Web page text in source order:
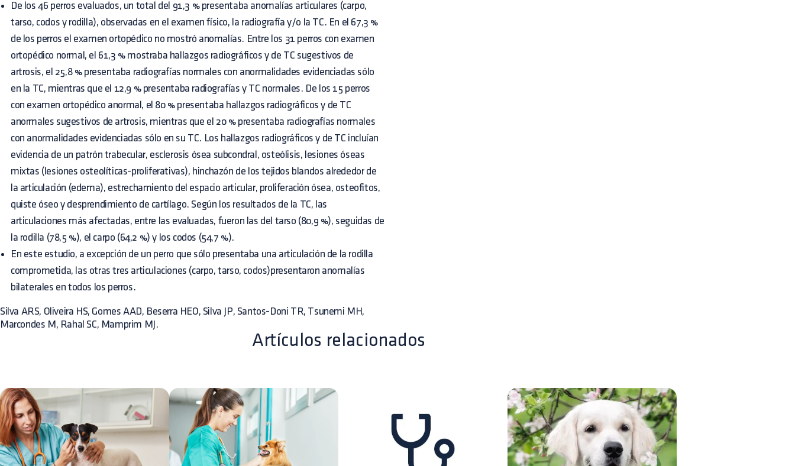
De los 46 perros evaluados, un total del 91,3 % presentaba anomalías articulares (carpo,
tarso, codos y rodilla), observadas en el examen físico, la radiografía y/o la TC. En el 67,3 %
de los perros el examen ortopédico no mostró anomalías. Entre los 31 perros con examen
ortopédico normal, el 61,3 % mostraba hallazgos radiográficos y de TC sugestivos de
artrosis, el 25,8 % presentaba radiografías normales con anormalidades evidenciadas sólo
en la TC, mientras que el 12,9 % presentaba radiografías y TC normales. De los 15 perros
con examen ortopédico anormal, el 80 % presentaba hallazgos radiográficos y de TC
anormales sugestivos de artrosis, mientras que el 20 % presentaba radiografías normales
con anormalidades evidenciadas sólo en su TC. Los hallazgos radiográficos y de TC incluían
evidencia de un patrón trabecular, esclerosis ósea subcondral, osteólisis, lesiones óseas
mixtas (lesiones osteolíticas-proliferativas), hinchazón de los tejidos blandos alrededor de
la articulación (edema), estrechamiento del espacio articular, proliferación ósea, osteofitos,
quiste óseo y desprendimiento de cartílago. Según los resultados de la TC, las
articulaciones más afectadas, entre las evaluadas, fueron las del tarso (80,9 %), seguidas de
la rodilla (78,5 %), el carpo (64,2 %) y los codos (54,7 %).
En este estudio, a excepción de un perro que sólo presentaba una articulación de la rodilla
comprometida, las otras tres articulaciones (carpo, tarso, codos)presentaron anomalías
bilaterales en todos los perros.
Silva ARS, Oliveira HS, Gomes AAD, Beserra HEO, Silva JP, Santos-Doni TR, Tsunemi MH,
Marcondes M, Rahal SC, Mamprim MJ.
Artículos relacionados